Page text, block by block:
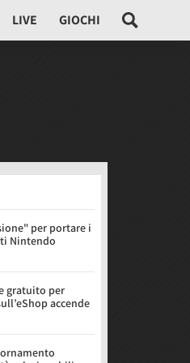
LIVE GIOCHI
per portare i
Nintendo
gratuito per
accende